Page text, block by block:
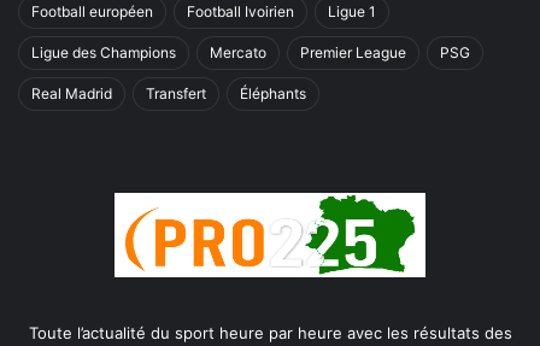
Football européen Football Ivoirien Ligue 1
Ligue des Champions Mercato Premier League PSG
Real Madrid Transfert Éléphants
Toute l’actualité du sport heure par heure avec les résultats des